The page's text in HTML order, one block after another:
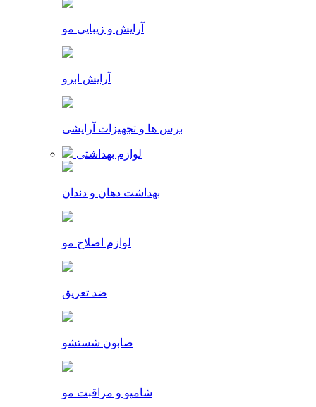
آرایش و زیبایی مو
آرایش ابرو
برس ها و تجهیزات آرایشی
لوازم بهداشتی
بهداشت دهان و دندان
لوازم اصلاح مو
ضد تعریق
صابون شستشو
شامپو و مراقبت مو